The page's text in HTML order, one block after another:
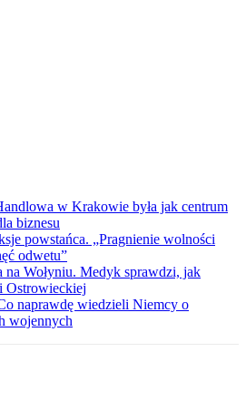
w Krakowie była jak centrum
biznesu
powstańca. „Pragnienie wolności
odwetu”
na Wołyniu. Medyk sprawdzi, jak
Ostrowieckiej
naprawdę wiedzieli Niemcy o
wojennych